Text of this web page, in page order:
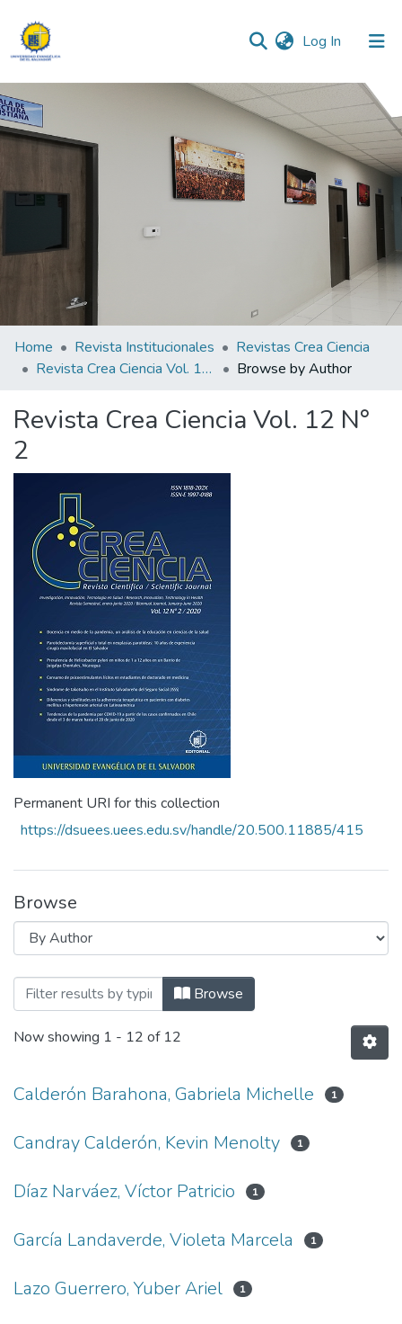
Log In (current)
Communities & Collections
All of DSpace
Home Revista Institucionales
Revistas Crea Ciencia
Revista Crea Ciencia Vol. 12 N° 2
Browse by Author
Revista Crea Ciencia Vol. 12 N°
2
Permanent URI for this collection
https://dsuees.uees.edu.sv/handle/20.500.11885/415
Browse
Browsing Revista Crea Ciencia Vol. 12
Browse
Now showing 1 - 12 of 12
Calderón Barahona, Gabriela Michelle 1
Candray Calderón, Kevin Menolty 1
Díaz Narváez, Víctor Patricio 1
García Landaverde, Violeta Marcela 1
Lazo Guerrero, Yuber Ariel 1